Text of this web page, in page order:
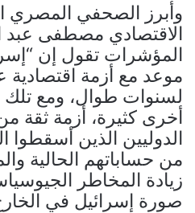
وأبرز الصحفي المصري
الاقتصادي مصطفى عبد
المؤشرات تقول إن
موعد مع أزمة اقتصادية
لسنوات طوال، ومع تلك
أخرى كثيرة، أزمة ثقة
الدوليين الذين أسقطوا
من حساباتهم الحالية
زيادة المخاطر
صورة إسرائيل في